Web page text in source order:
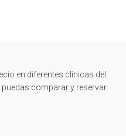
en diferentes clínicas del
puedas comparar y reservar